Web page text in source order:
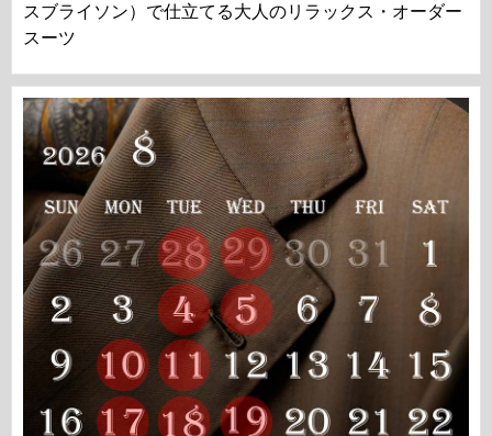
スブライソン）で仕立てる大人のリラックス・オーダー
スーツ